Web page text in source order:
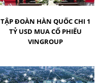
TẬP ĐOÀN HÀN QUỐC CHI 1
TỶ USD MUA CỔ PHIẾU
VINGROUP